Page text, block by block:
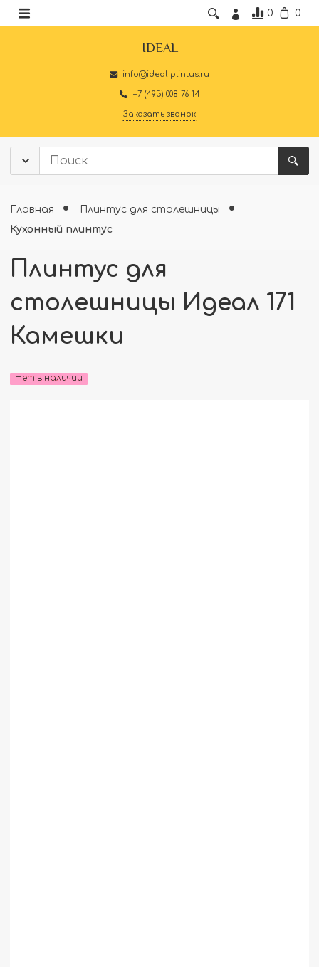
0 0
IDEAL
info@ideal-plintus.ru
+7 (495) 008-76-14
Заказать звонок
Главная
Плинтус для столешницы
Кухонный плинтус
Плинтус для
столешницы Идеал 171
Камешки
Нет в наличии